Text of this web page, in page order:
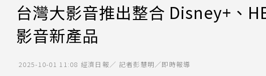
台灣大影音推出整合 Disney+、
影音新產品
2025-10-01 11:08 經濟日報／ 記者彭慧明／即時報導